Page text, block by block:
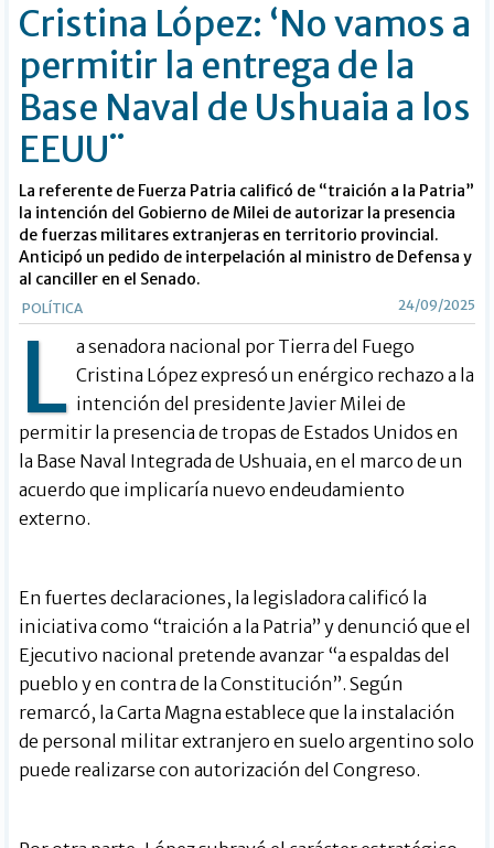
Cristina López: ‘No vamos a
permitir la entrega de la
Base Naval de Ushuaia a los
EEUU¨
La referente de Fuerza Patria calificó de “traición a la Patria”
la intención del Gobierno de Milei de autorizar la presencia
de fuerzas militares extranjeras en territorio provincial.
Anticipó un pedido de interpelación al ministro de Defensa y
al canciller en el Senado.
POLÍTICA 24/09/2025
L a senadora nacional por Tierra del Fuego
Cristina López expresó un enérgico rechazo a la
intención del presidente Javier Milei de
permitir la presencia de tropas de Estados Unidos en
la Base Naval Integrada de Ushuaia, en el marco de un
acuerdo que implicaría nuevo endeudamiento
externo.
En fuertes declaraciones, la legisladora calificó la
iniciativa como “traición a la Patria” y denunció que el
Ejecutivo nacional pretende avanzar “a espaldas del
pueblo y en contra de la Constitución”. Según
remarcó, la Carta Magna establece que la instalación
de personal militar extranjero en suelo argentino solo
puede realizarse con autorización del Congreso.